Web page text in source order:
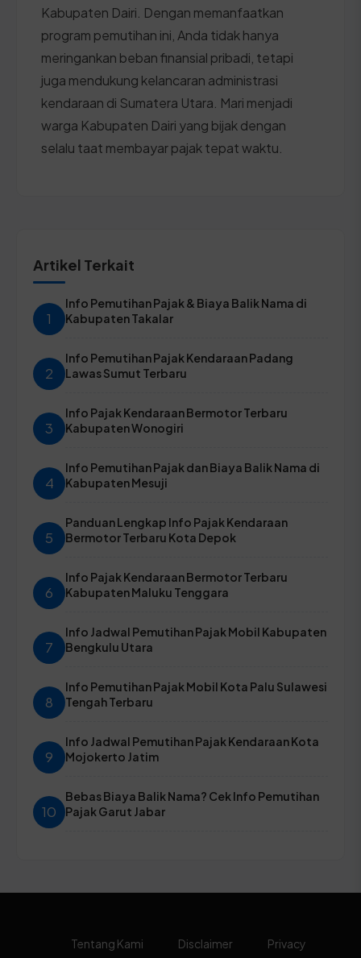
Kabupaten Dairi. Dengan memanfaatkan
program pemutihan ini, Anda tidak hanya
meringankan beban finansial pribadi, tetapi
juga mendukung kelancaran administrasi
kendaraan di Sumatera Utara. Mari menjadi
warga Kabupaten Dairi yang bijak dengan
selalu taat membayar pajak tepat waktu.
Artikel Terkait
1
Info Pemutihan Pajak & Biaya Balik Nama di
Kabupaten Takalar
2
Info Pemutihan Pajak Kendaraan Padang
Lawas Sumut Terbaru
3
Info Pajak Kendaraan Bermotor Terbaru
Kabupaten Wonogiri
4
Info Pemutihan Pajak dan Biaya Balik Nama di
Kabupaten Mesuji
5
Panduan Lengkap Info Pajak Kendaraan
Bermotor Terbaru Kota Depok
6
Info Pajak Kendaraan Bermotor Terbaru
Kabupaten Maluku Tenggara
7
Info Jadwal Pemutihan Pajak Mobil Kabupaten
Bengkulu Utara
8
Info Pemutihan Pajak Mobil Kota Palu Sulawesi
Tengah Terbaru
9
Info Jadwal Pemutihan Pajak Kendaraan Kota
Mojokerto Jatim
10
Bebas Biaya Balik Nama? Cek Info Pemutihan
Pajak Garut Jabar
Tentang Kami Disclaimer
Privacy